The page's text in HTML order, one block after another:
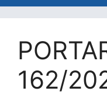
162/